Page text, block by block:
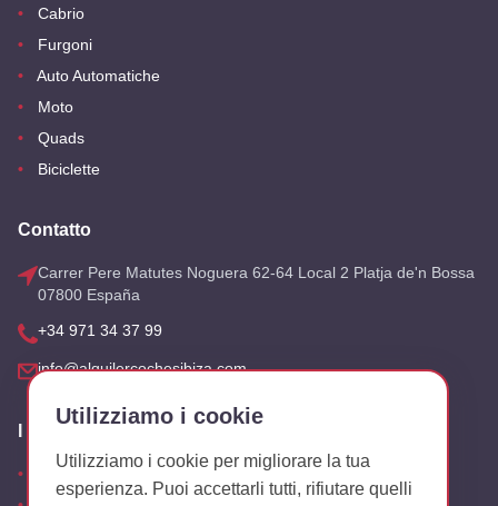
Cabrio
Furgoni
Auto Automatiche
Moto
Quads
Biciclette
Contatto
Carrer Pere Matutes Noguera 62-64 Local 2 Platja de'n Bossa
07800 España
+34 971 34 37 99
info@alquilercochesibiza.com
Utilizziamo i cookie
Utilizziamo i cookie per migliorare la tua
esperienza. Puoi accettarli tutti, rifiutare quelli